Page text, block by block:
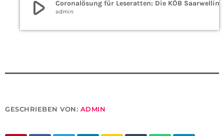
play_arrow admin
GESCHRIEBEN VON: ADMIN